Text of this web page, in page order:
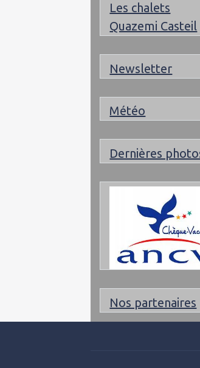
Les chalets
Quazemi Casteil
Newsletter
Météo
Dernières
Nos partenaires